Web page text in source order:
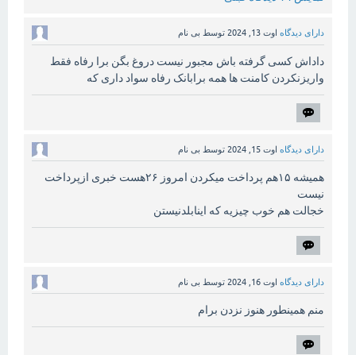
دارای دیدگاه اوت 13, 2024 توسط بی نام
داداش کسی گرفته باش مجبور نیست دروغ بگن برا رفاه فقط
واریزنکردن کامنت ها همه برابانک رفاه سواد داری که
دارای دیدگاه اوت 15, 2024 توسط بی نام
همیشه ۱۵هم پرداخت میکردن امروز ۲۶هست خبری ازپرداخت
نیست
خجالت هم خوب چیزیه که اینابلدنیستن
دارای دیدگاه اوت 16, 2024 توسط بی نام
منم همینطور هنوز نزدن برام